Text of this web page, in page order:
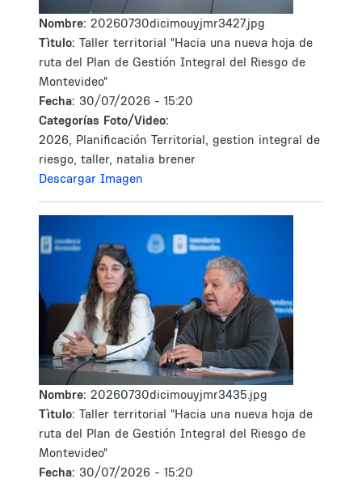
Nombre: 20260730dicimouyjmr3427.jpg
Tìtulo: Taller territorial "Hacia una nueva hoja de
ruta del Plan de Gestión Integral del Riesgo de
Montevideo"
Fecha: 30/07/2026 - 15:20
Categorías Foto/Video:
2026, Planificación Territorial, gestion integral de
riesgo, taller, natalia brener
Descargar Imagen
Nombre: 20260730dicimouyjmr3435.jpg
Tìtulo: Taller territorial "Hacia una nueva hoja de
ruta del Plan de Gestión Integral del Riesgo de
Montevideo"
Fecha: 30/07/2026 - 15:20